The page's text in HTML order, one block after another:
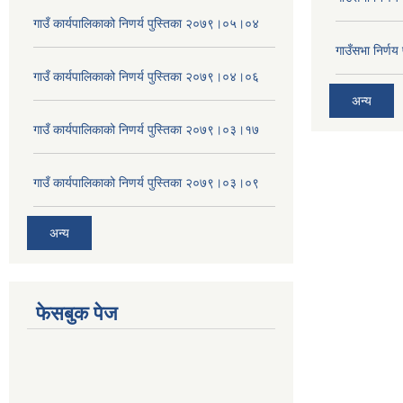
गाउँ कार्यपालिकाको निणर्य पुस्तिका २०७९।०५।०४
गाउँ कार्यपालिकाको निणर्य पुस्तिका २०७९।०४।०६
गाउँ कार्यपालिकाको निणर्य पुस्तिका २०७९।०३।१७
गाउँ कार्यपालिकाको निणर्य पुस्तिका २०७९।०३।०९
अन्य
गाउँसभा
अन्य
फेसबुक पेज